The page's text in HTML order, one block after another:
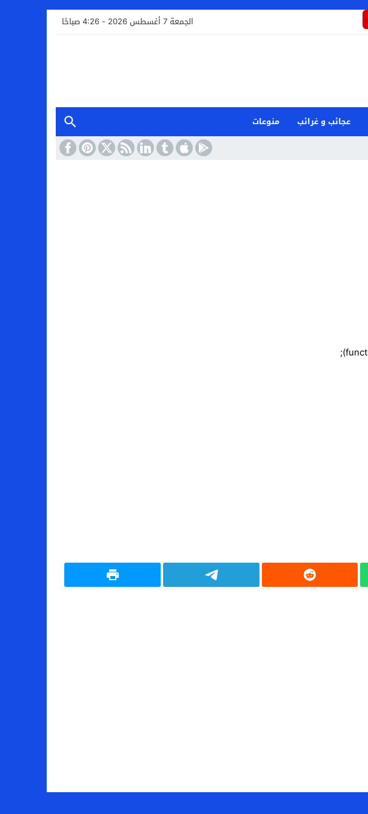
الجمعة 7 أغسطس 2026 - 4:26 صباحًا
عجائب و غرائب
منوعات